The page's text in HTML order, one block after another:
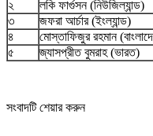
২ লকি ফার্গুসন (নিউজিল্যান্ড)
৩
জফরা আর্চার (ইংল্যান্ড)
৪
মোস্তাফিজুর রহমান
৫
জ্যাসপ্রীত বুমরাহ (ভারত)
সংবাদটি শেয়ার করুন